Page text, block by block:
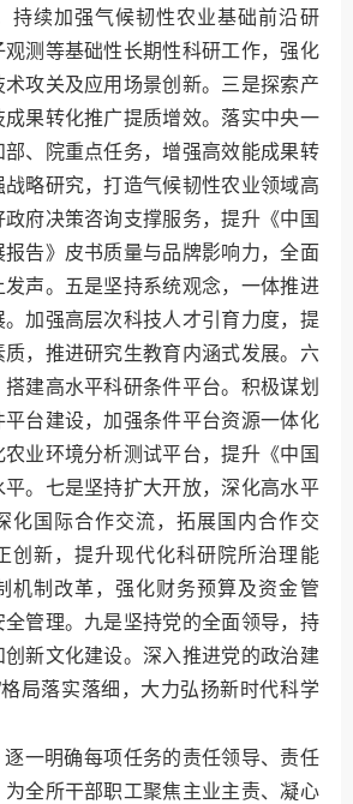
持续加强气候韧性农业基础前沿研
测等基础性长期性科研工作，强化
攻关及应用场景创新。三是探索产
果转化推广提质增效。落实中央一
、院重点任务，增强高效能成果转
略研究，打造气候韧性农业领域高
府决策咨询支撑服务，提升《中国
告》皮书质量与品牌影响力，全面
声。五是坚持系统观念，一体推进
加强高层次科技人才引育力度，提
，推进研究生教育内涵式发展。六
建高水平科研条件平台。积极谋划
台建设，加强条件平台资源一体化
业环境分析测试平台，提升《中国
。七是坚持扩大开放，深化高水平
化国际合作交流，拓展国内合作交
创新，提升现代化科研院所治理能
机制改革，强化财务预算及资金管
管理。九是坚持党的全面领导，持
新文化建设。深入推进党的政治建
格局落实落细，大力弘扬新时代科学
逐一明确每项任务的责任领导、责任
全所干部职工聚焦主业主责、凝心